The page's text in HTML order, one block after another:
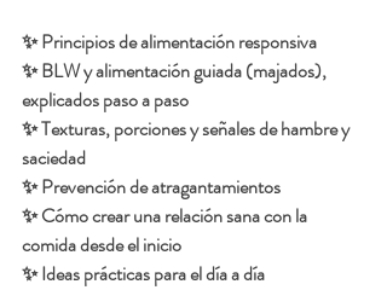
✨ Principios de alimentación responsiva
✨ BLW y alimentación guiada (majados),
explicados paso a paso
✨ Texturas, porciones y señales de hambre y
saciedad
✨ Prevención de atragantamientos
✨ Cómo crear una relación sana con la
comida desde el inicio
✨ Ideas prácticas para el día a día